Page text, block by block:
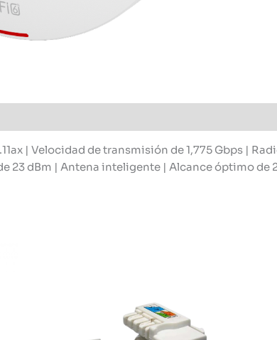
| Velocidad de transmisión de 1,775 Gbps |
23 dBm | Antena inteligente | Alcance óptimo de